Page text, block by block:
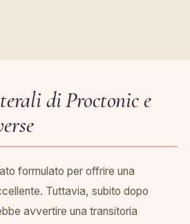
di Proctonic e
formulato per offrire una
Tuttavia, subito dopo
avvertire una transitoria